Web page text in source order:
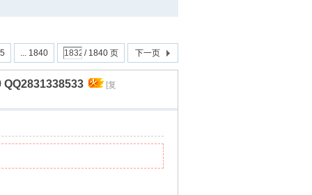
... 1840 / 1840 页 下一页
[复